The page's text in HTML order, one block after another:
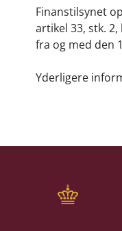
Finanstilsynet
artikel 33, stk.
fra og med den
Yderligere